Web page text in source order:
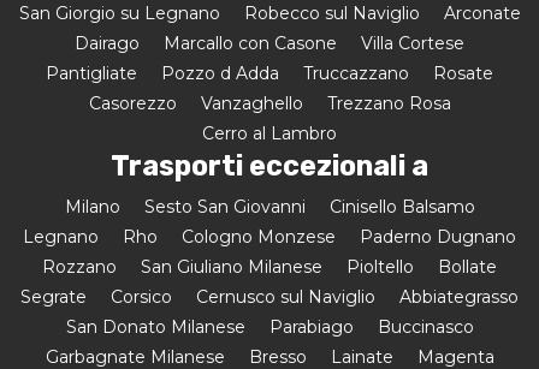
San Giorgio su Legnano
Robecco sul Naviglio
Arconate
Dairago
Marcallo con Casone
Villa Cortese
Pantigliate
Pozzo d Adda Truccazzano
Rosate
Casorezzo
Vanzaghello
Trezzano Rosa
Cerro al Lambro
Trasporti eccezionali a
Milano Sesto San Giovanni
Cinisello Balsamo
Legnano
Rho Cologno Monzese
Paderno Dugnano
Rozzano
San Giuliano Milanese Pioltello
Bollate
Segrate
Corsico Cernusco sul Naviglio
Abbiategrasso
San Donato Milanese
Parabiago
Buccinasco
Garbagnate Milanese
Bresso Lainate
Magenta